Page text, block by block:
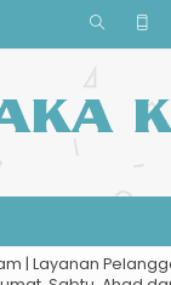
| Layanan